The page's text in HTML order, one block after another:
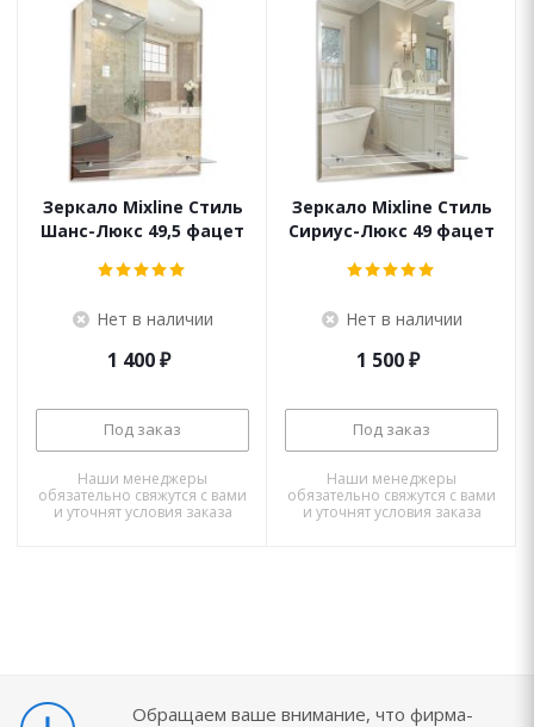
Зеркало Mixline Стиль
Шанс-Люкс 49,5 фацет
Нет в наличии
1 400₽
Под заказ
Наши менеджеры
обязательно свяжутся с вами
и уточнят условия заказа
Зеркало Mixline Стиль
Сириус-Люкс 49 фацет
Нет в наличии
1 500₽
Под заказ
Наши менеджеры
обязательно свяжутся с вами
и уточнят условия заказа
Обращаем ваше внимание, что фирма-